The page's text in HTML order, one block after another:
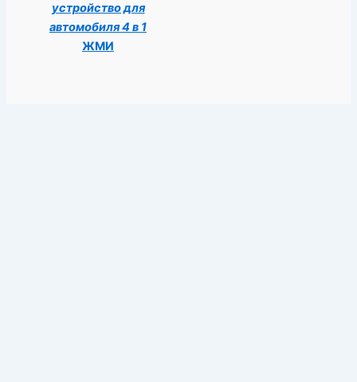
устройство для
автомобиля 4 в 1
ЖМИ